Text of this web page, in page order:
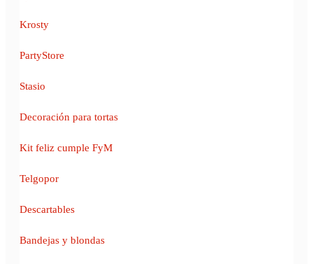
Krosty
PartyStore
Stasio
Decoración para tortas
Kit feliz cumple FyM
Telgopor
Descartables
Bandejas y blondas